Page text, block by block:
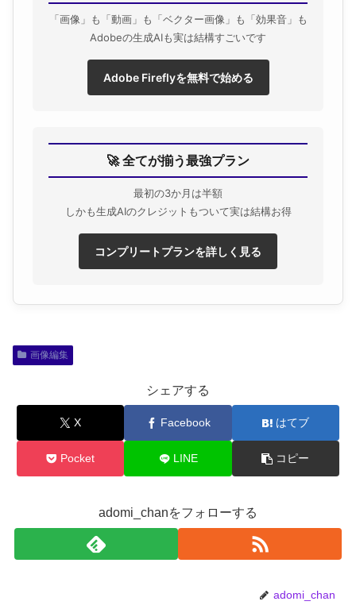
「画像」も「動画」も「ベクター画像」も「効果音」も
Adobeの生成AIも実は結構すごいです
Adobe Fireflyを無料で始める
🚀 全てが揃う最強プラン
最初の3か月は半額
しかも生成AIのクレジットもついて実は結構お得
コンプリートプランを詳しく見る
画像編集
シェアする
X Facebook はてブ
Pocket LINE コピー
adomi_chanをフォローする
adomi_chan